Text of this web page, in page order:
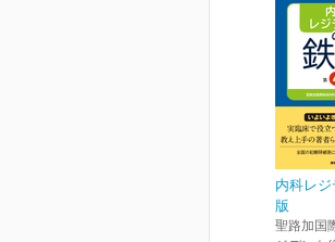
内科レ
版
聖路加国